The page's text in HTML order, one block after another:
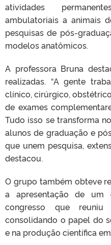
atividades
ambulatoriais a animais
pesquisas de pós-
modelos anatômicos.
A professora Bruna
realizadas. “A gente
clínico, cirúrgico,
de exames
Tudo isso se transforma
alunos de graduação e
que unem pesquisa,
destacou.
O grupo também obteve
a apresentação de um
congresso que
consolidando o papel do
e na produção científica